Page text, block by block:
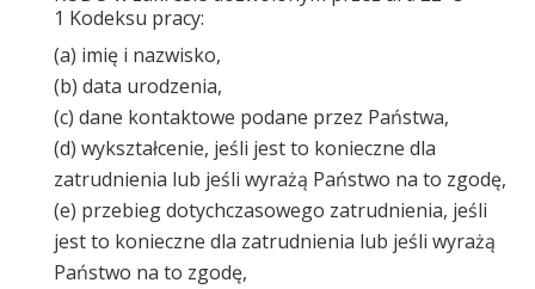
1 Kodeksu pracy:
(a) imię i nazwisko,
(b) data urodzenia,
(c) dane kontaktowe podane przez Państwa,
(d) wykształcenie, jeśli jest to konieczne dla
zatrudnienia lub jeśli wyrażą Państwo na to zgodę,
(e) przebieg dotychczasowego zatrudnienia, jeśli
jest to konieczne dla zatrudnienia lub jeśli wyrażą
Państwo na to zgodę,